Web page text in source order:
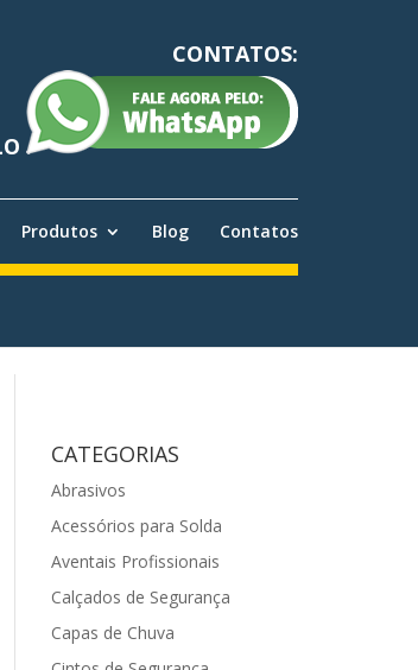
CONTATOS:
Produtos Blog Contatos
CATEGORIAS
Abrasivos
Acessórios para Solda
Aventais Profissionais
Calçados de Segurança
Capas de Chuva